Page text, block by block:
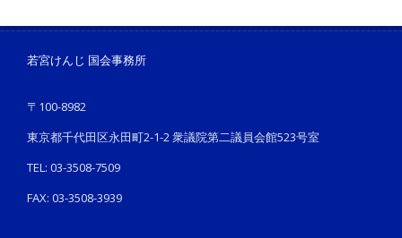
若宮けんじ 国会事務所
〒100-8982
東京都千代田区永田町2-1-2 衆議院第二議員会館523号室
TEL: 03-3508-7509
FAX: 03-3508-3939